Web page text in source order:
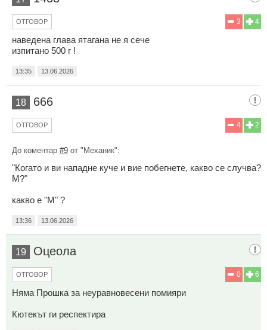
4
3
ОТГОВОР
наведена глава ятагана не я сече
изпитано 500 г !
13:35 13.06.2026
18 666
2
4
ОТГОВОР
До коментар #9 от "Механик":
"Когато и ви нападне куче и вие побегнете, какво се случва?
М?"
какво е "М" ?
13:36 13.06.2026
19 Оцеола
6
0
ОТГОВОР
Няма Прошка за неуравновесени помияри
Кютекът ги респектира